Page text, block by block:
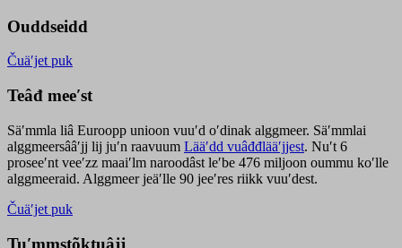
Ouddseidd
Čuäʹjet puk
Teâđ meeʹst
Säʹmmla liâ Euroopp unioon vuuʹd oʹdinak alggmeer. Säʹmmlai
alggmeersââʹjj lij juʹn raavuum Lääʹdd vuâđđlääʹjjest. Nuʹt 6
proseeʹnt veeʹzz maaiʹlm naroodâst leʹbe 476 miljoon oummu koʹlle
alggmeeraid. Alggmeer jeäʹlle 90 jeeʹres riikk vuuʹdest.
Čuäʹjet puk
Tuʹmmstõktuâjj